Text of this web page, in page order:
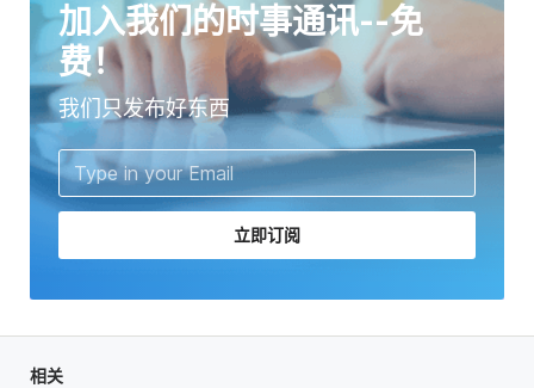
加入我们的时事通讯--免
费！
我们只发布好东西
立即订阅
相关